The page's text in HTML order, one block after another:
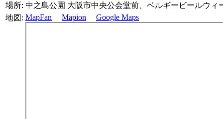
場所: 中之島公園 大阪市中央公会堂前、ベルギービールウィ
地図: MapFan Mapion Google Maps